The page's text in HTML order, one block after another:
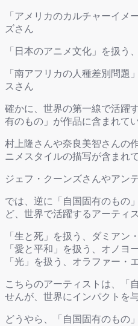
「アメリカのカルチャーイメ
ズさん
「日本のアニメ文化」を扱う
「南アフリカの人種差別問題
スさん
確かに、世界の第一線で活躍
有のもの」が作品に含まれてい
村上隆さんや奈良美智さんの
ニメスタイルの描写が含まれ
ジェフ・クーンズさんやアン
では、逆に「自国固有のもの
ど、世界で活躍するアーティ
「生と死」を扱う、ダミアン
「愛と平和」を扱う、オノヨ
「光」を扱う、オラファー・
こちらのアーティストは、「
せんが、世界にインパクトを
どうやら、「自国固有のもの